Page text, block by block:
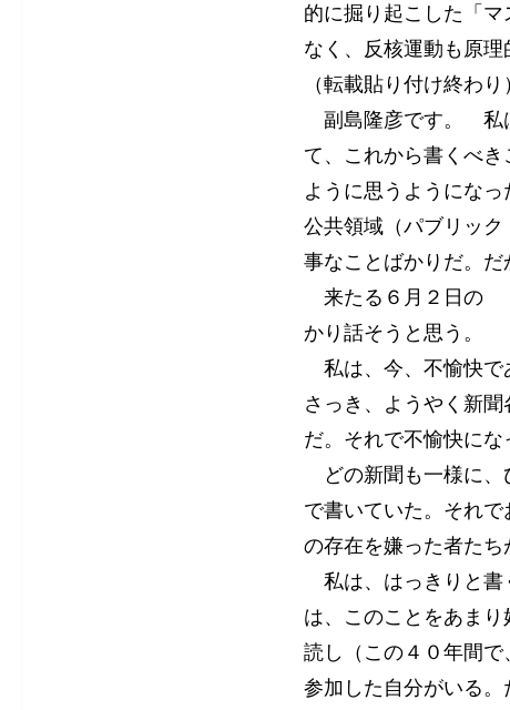
的に掘り起こした「
なく、反核運動も原理
（転載貼り付け終わり
副島隆彦です。 私
て、これから書くべ
ように思うようにな
公共領域（パブリッ
事なことばかりだ。
来たる６月２日の
かり話そうと思う。
私は、今、不愉快で
さっき、ようやく新
だ。それで不愉快に
どの新聞も一様に、
で書いていた。それ
の存在を嫌った者たち
私は、はっきりと書
は、このことをあま
読し（この４０年間
参加した自分がいる。